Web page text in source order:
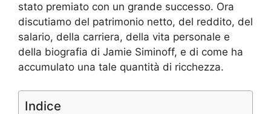
stato premiato con un grande successo. Ora
discutiamo del patrimonio netto, del reddito, del
salario, della carriera, della vita personale e
della biografia di Jamie Siminoff, e di come ha
accumulato una tale quantità di ricchezza.
Indice